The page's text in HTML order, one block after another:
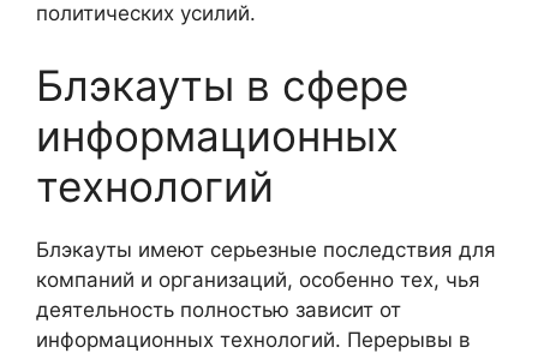
политических усилий.
Блэкауты в сфере
информационных
технологий
Блэкауты имеют серьезные последствия для
компаний и организаций, особенно тех, чья
деятельность полностью зависит от
информационных технологий. Перерывы в